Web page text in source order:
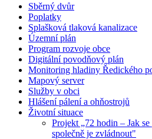
Sběrný dvůr
Poplatky
Splašková tlaková kanalizace
Územní plán
Program rozvoje obce
Digitální povodňový plán
Monitoring hladiny Ředického
Mapový server
Služby v obci
Hlášení pálení a ohňostrojů
Životní situace
Projekt „72 hodin – Jak
společně je zvládnout"